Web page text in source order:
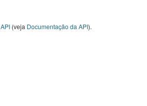
API(veja Documentação da API).